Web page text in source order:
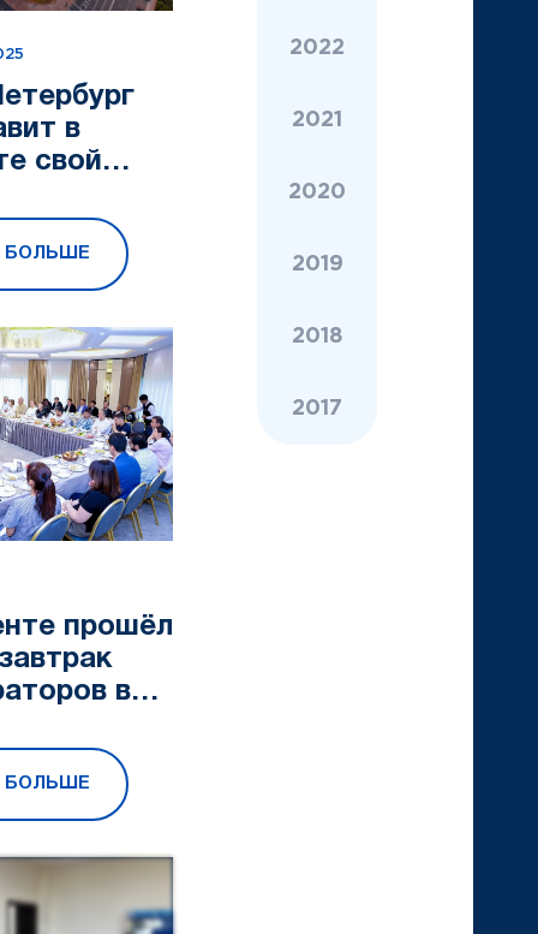
в
свой
БОЛЬШЕ
прошёл
в
Club»
БОЛЬШЕ
2022
2021
2020
2019
2018
2017